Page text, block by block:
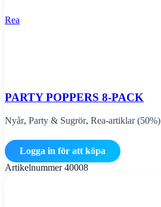
Rea
PARTY POPPERS 8-PACK
Nyår, Party & Sugrör, Rea-artiklar (50%)
Logga in för att köpa
Artikelnummer40008